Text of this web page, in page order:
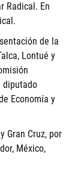
Radical. En
de la
Lontué y
diputado
Economía y
Gran Cruz, por
México,